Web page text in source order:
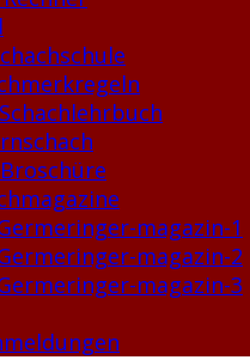
Broschüre
magazin-1
magazin-2
magazin-3